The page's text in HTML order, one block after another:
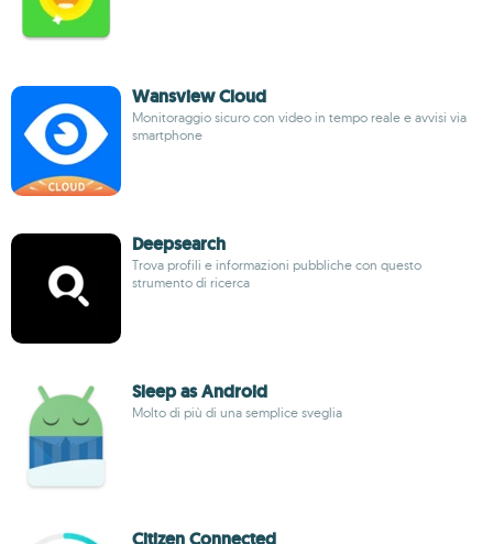
Wansview Cloud
Monitoraggio sicuro con video in tempo reale e avvisi via
smartphone
Deepsearch
Trova profili e informazioni pubbliche con questo
strumento di ricerca
Sleep as Android
Molto di più di una semplice sveglia
Citizen Connected